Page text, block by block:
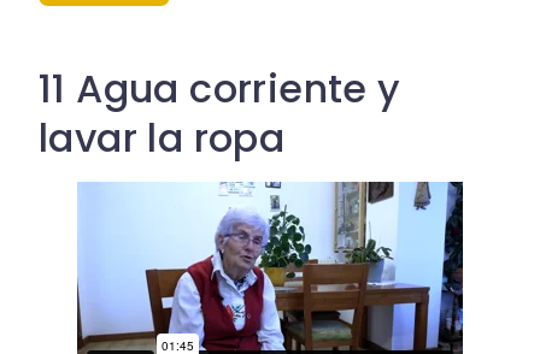
11 Agua corriente y
lavar la ropa